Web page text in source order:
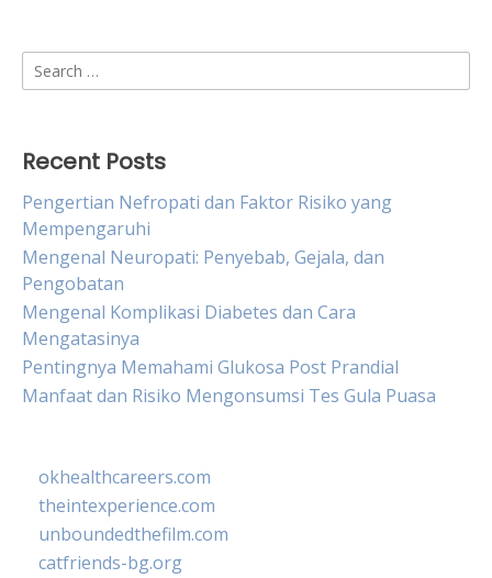
Search
for:
Recent Posts
Pengertian Nefropati dan Faktor Risiko yang
Mempengaruhi
Mengenal Neuropati: Penyebab, Gejala, dan
Pengobatan
Mengenal Komplikasi Diabetes dan Cara
Mengatasinya
Pentingnya Memahami Glukosa Post Prandial
Manfaat dan Risiko Mengonsumsi Tes Gula Puasa
okhealthcareers.com
theintexperience.com
unboundedthefilm.com
catfriends-bg.org